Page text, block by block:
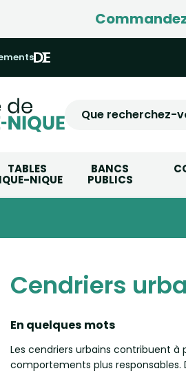
TABLES
NIQUE
BANCS
PUBLICS
Cendriers
En quelques mots
Les cendriers urbains contribuent
comportements plus